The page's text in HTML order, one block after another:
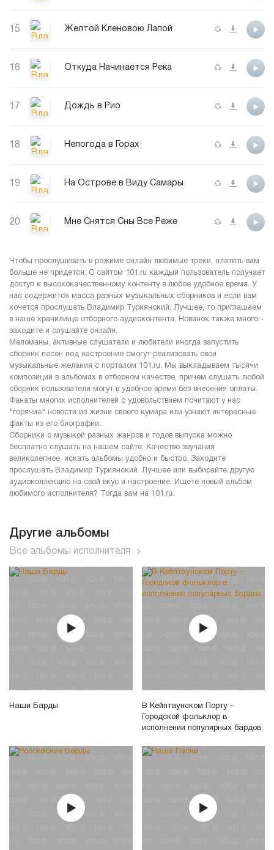
15 Желтой Кленовою Лапой
16 Откуда Начинается Река
17 Дождь в Рио
18 Непогода в Горах
19 На Острове в Виду Самары
20 Мне Снятся Сны Все Реже
Чтобы прослушивать в режиме онлайн любимые треки, платить вам
больше не придется. С сайтом 101.ru каждый пользователь получает
доступ к высококачественному контенту в любое удобное время. У
нас содержится масса разных музыкальных сборников и если вам
хочется прослушать Владимир Туриянский. Лучшее, то приглашаем
в наше хранилище отборного аудиоконтента. Новинок также много -
заходите и слушайте онлайн.
Меломаны, активные слушатели и любители иногда запустить
сборник песен под настроение смогут реализовать свои
музыкальные желания с порталом 101.ru. Мы выкладываем тысячи
композиций в альбомах в отборном качестве, причем слушать любой
сборник пользователи могут в удобное время без внесения оплаты.
Фанаты многих исполнителей с удовольствием почитают у нас
"горячие" новости из жизни своего кумира или узнают интересные
факты из его биографии.
Сборники с музыкой разных жанров и годов выпуска можно
бесплатно слушать на нашем сайте. Качество звучания
великолепное, искать альбомы удобно и быстро. Заходите
прослушать Владимир Туриянский. Лучшее или выбирайте другую
аудиоколлекцию на свой вкус и настроение. Ищете новый альбом
любимого исполнителя? Тогда вам на 101.ru.
Другие альбомы
Все альбомы исполнителя
Наши Барды
В Кейптаунском Порту -
Городской фольклор в
исполнении популярных бардов